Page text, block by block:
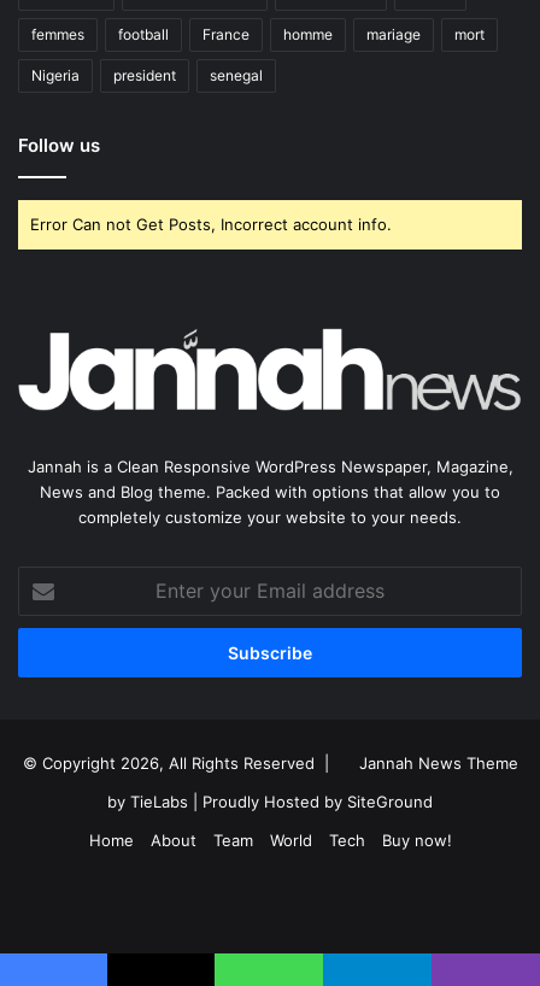
femmes football France homme mariage mort
Nigeria president senegal
Follow us
Error Can not Get Posts, Incorrect account info.
Jannah is a Clean Responsive WordPress Newspaper, Magazine,
News and Blog theme. Packed with options that allow you to
completely customize your website to your needs.
your
Email
© Copyright 2026, All Rights Reserved |
Jannah News Theme
by TieLabs | Proudly Hosted by SiteGround
Home
About Team World Tech Buy now!